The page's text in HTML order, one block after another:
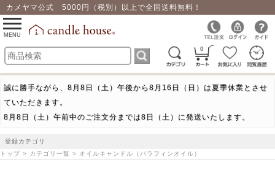
カメヤマ公式 5000円（税別）以上で全国送料無料！
0
toggle
navigation
MENU
誠に勝手ながら、8月8日（土）午後から8月16日（日）は夏季休業とさせ
ていただきます。
8月8日（土）午前中のご注文分までは8日（土）に発送いたします。
登録カテゴリ
トップ > カテゴリ一覧 > オイルキャンドル（パラフィンオイル）